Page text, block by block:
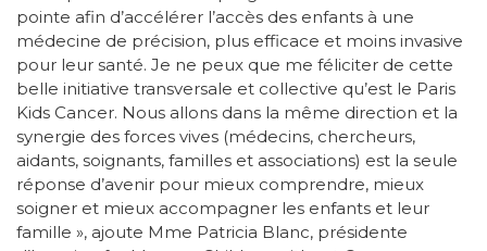
pointe afin d’accélérer l’accès des enfants à une
médecine de précision, plus efficace et moins invasive
pour leur santé. Je ne peux que me féliciter de cette
belle initiative transversale et collective qu’est le Paris
Kids Cancer. Nous allons dans la même direction et la
synergie des forces vives (médecins, chercheurs,
aidants, soignants, familles et associations) est la seule
réponse d’avenir pour mieux comprendre, mieux
soigner et mieux accompagner les enfants et leur
famille », ajoute Mme Patricia Blanc, présidente